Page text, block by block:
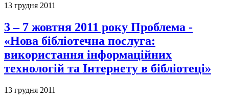
13 грудня 2011
3 – 7 жовтня 2011 року Проблема -
«Нова бібліотечна послуга:
використання інформаційних
технологій та Інтернету в бібліотеці»
13 грудня 2011